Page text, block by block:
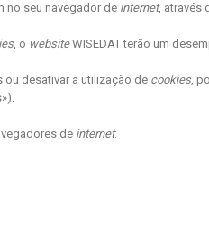
no seu navegador de internet, através
, o websiteWISEDAT terão um
ou desativar a utilização de cookies,
de internet: